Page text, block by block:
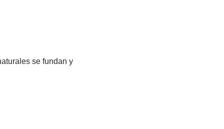
se fundan y